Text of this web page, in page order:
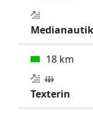
18 km
Texterin